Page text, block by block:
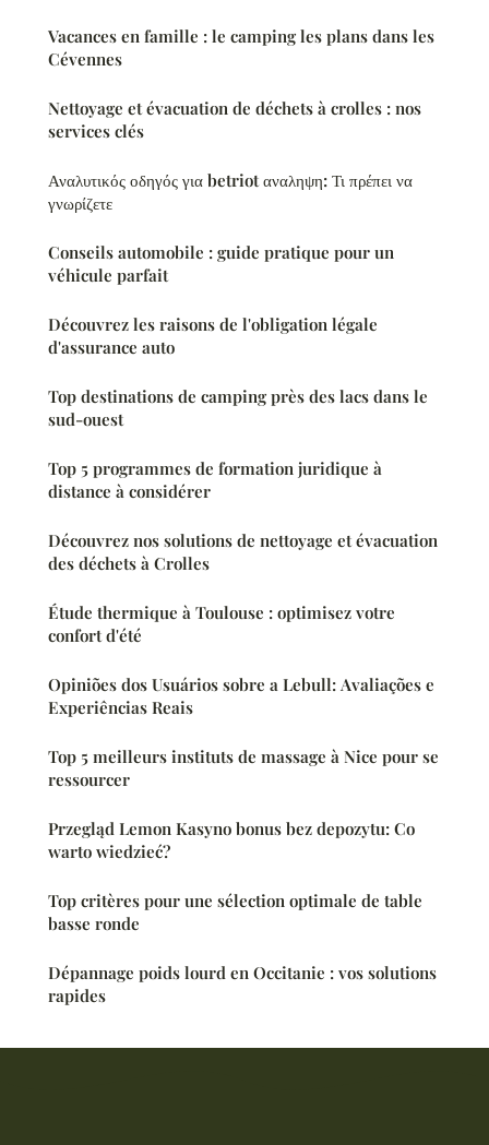
Vacances en famille : le camping les plans dans les
Cévennes
Nettoyage et évacuation de déchets à crolles : nos
services clés
Αναλυτικός οδηγός για betriot αναληψη: Τι πρέπει να
γνωρίζετε
Conseils automobile : guide pratique pour un
véhicule parfait
Découvrez les raisons de l'obligation légale
d'assurance auto
Top destinations de camping près des lacs dans le
sud-ouest
Top 5 programmes de formation juridique à
distance à considérer
Découvrez nos solutions de nettoyage et évacuation
des déchets à Crolles
Étude thermique à Toulouse : optimisez votre
confort d'été
Opiniões dos Usuários sobre a Lebull: Avaliações e
Experiências Reais
Top 5 meilleurs instituts de massage à Nice pour se
ressourcer
Przegląd Lemon Kasyno bonus bez depozytu: Co
warto wiedzieć?
Top critères pour une sélection optimale de table
basse ronde
Dépannage poids lourd en Occitanie : vos solutions
rapides